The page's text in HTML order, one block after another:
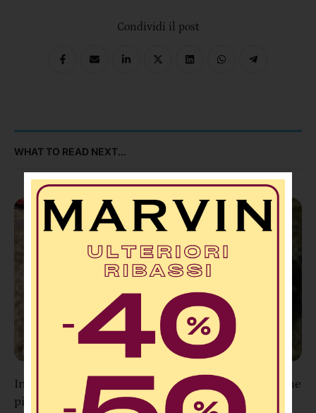
Condividi il post
WHAT TO READ NEXT...
Incendio sul Pollino, convalidato l’arresto del 56enne
piromane